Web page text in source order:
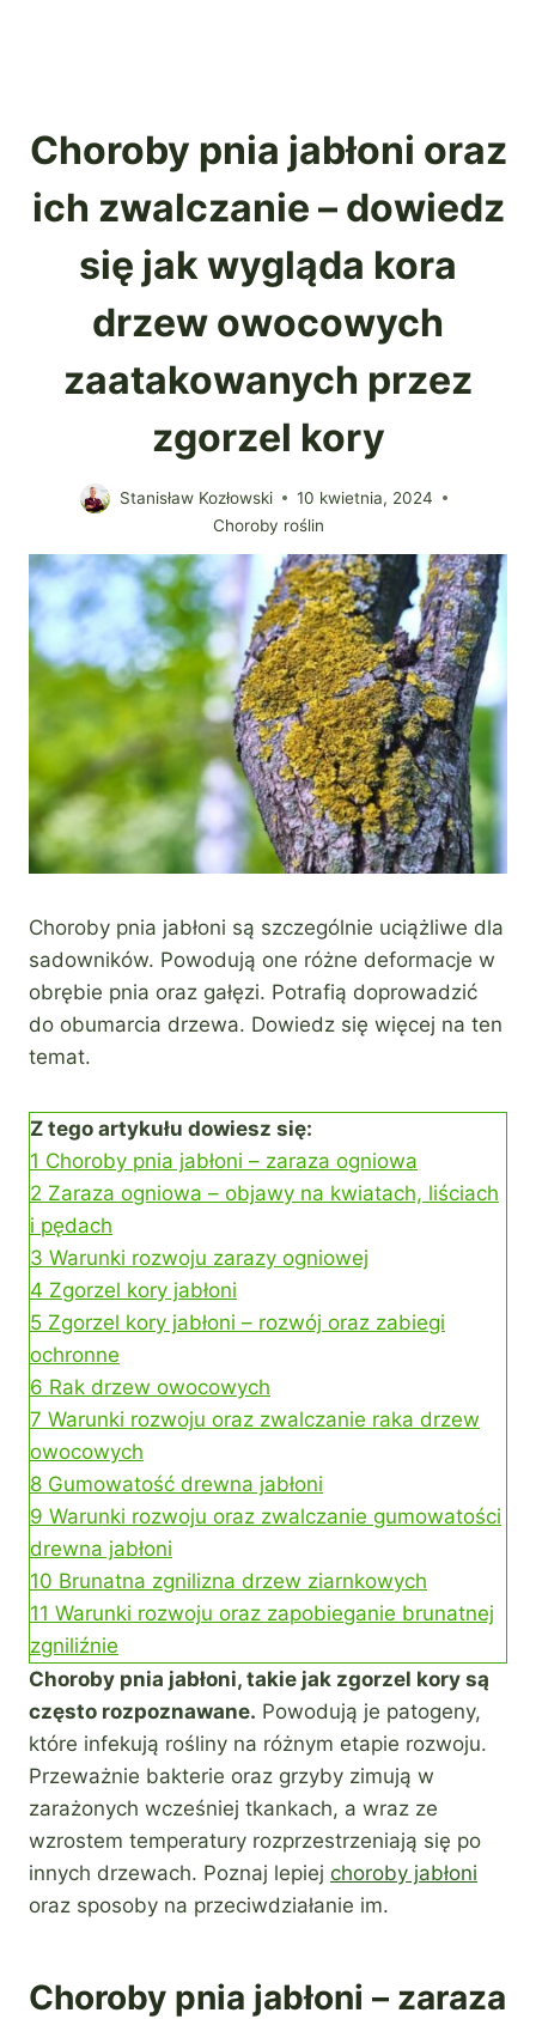
Choroby pnia jabłoni oraz
ich zwalczanie – dowiedz
się jak wygląda kora
drzew owocowych
zaatakowanych przez
zgorzel kory
Stanisław Kozłowski
10 kwietnia, 2024
Choroby roślin
Choroby pnia jabłoni są szczególnie uciążliwe dla
sadowników. Powodują one różne deformacje w
obrębie pnia oraz gałęzi. Potrafią doprowadzić
do obumarcia drzewa. Dowiedz się więcej na ten
temat.
Z tego artykułu dowiesz się:
1 Choroby pnia jabłoni – zaraza ogniowa
2 Zaraza ogniowa – objawy na kwiatach, liściach
i pędach
3 Warunki rozwoju zarazy ogniowej
4 Zgorzel kory jabłoni
5 Zgorzel kory jabłoni – rozwój oraz zabiegi
ochronne
6 Rak drzew owocowych
7 Warunki rozwoju oraz zwalczanie raka drzew
owocowych
8 Gumowatość drewna jabłoni
9 Warunki rozwoju oraz zwalczanie gumowatości
drewna jabłoni
10 Brunatna zgnilizna drzew ziarnkowych
11 Warunki rozwoju oraz zapobieganie brunatnej
zgniliźnie
Choroby pnia jabłoni, takie jak zgorzel kory są
często rozpoznawane. Powodują je patogeny,
które infekują rośliny na różnym etapie rozwoju.
Przeważnie bakterie oraz grzyby zimują w
zarażonych wcześniej tkankach, a wraz ze
wzrostem temperatury rozprzestrzeniają się po
innych drzewach. Poznaj lepiej choroby jabłoni
oraz sposoby na przeciwdziałanie im.
Choroby pnia jabłoni – zaraza